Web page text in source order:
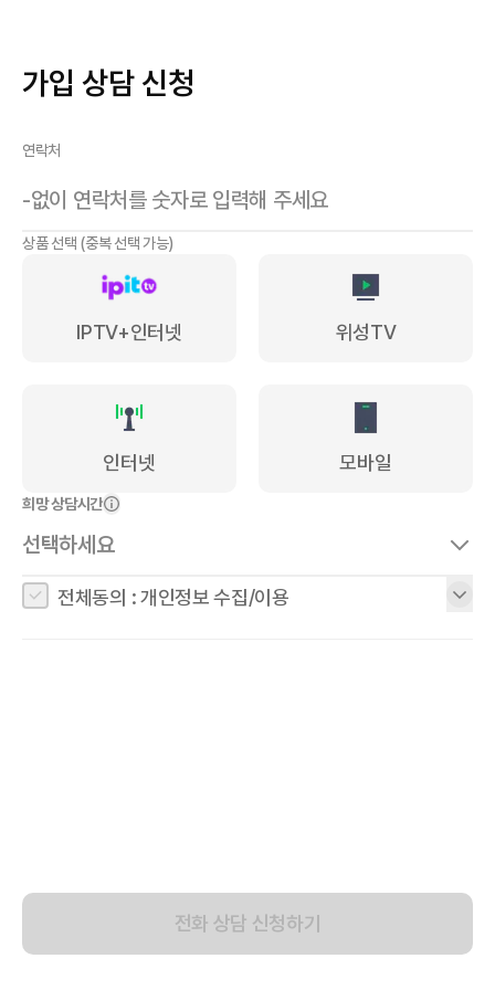
가입 상담 신청
연락처
상품 선택 (중복 선택 가능)
IPTV+인터넷 위성TV
인터넷 모바일
희망 상담시간
선택하세요
전체동의 : 개인정보 수집/이용
전화 상담 신청하기